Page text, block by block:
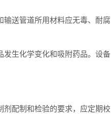
送管道所用材料应无毒、耐腐
生化学变化和吸附药品。设备
配制和检验的要求，应定期校